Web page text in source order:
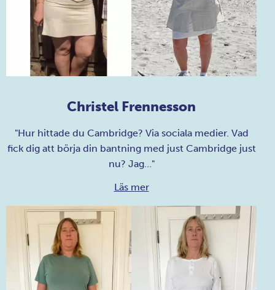
Christel Frennesson
"Hur hittade du Cambridge? Via sociala medier. Vad
fick dig att börja din bantning med just Cambridge just
nu? Jag…"
Läs mer